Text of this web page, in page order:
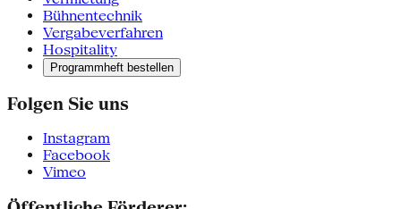
Bühnentechnik
Vergabeverfahren
Hospitality
Programmheft bestellen
Folgen Sie uns
Instagram
Facebook
Vimeo